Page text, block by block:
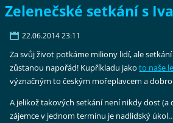
Zelenečské setkání s
22.06.2014 23:11
Za svůj život potkáme miliony lidí, ale
zůstanou napořád! Kupříkladu jakoto naše
význačným to českým mořeplavcem a
A jelikož takových setkání není nikdy dost
zájemce v jednom termínu je nadlidský